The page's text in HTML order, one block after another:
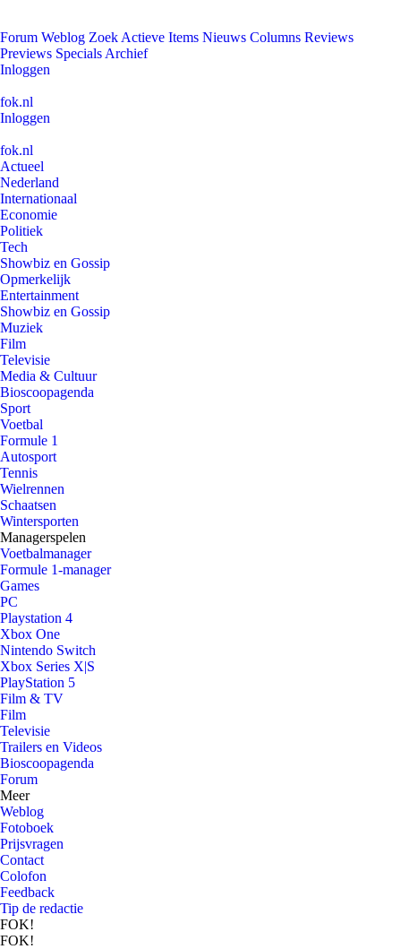
Forum Weblog Zoek Actieve Items Nieuws Columns Reviews
Previews Specials Archief
Inloggen
fok.nl
Inloggen
fok.nl
Actueel
Nederland
Internationaal
Economie
Politiek
Tech
Showbiz en Gossip
Opmerkelijk
Entertainment
Showbiz en Gossip
Muziek
Film
Televisie
Media & Cultuur
Bioscoopagenda
Sport
Voetbal
Formule 1
Autosport
Tennis
Wielrennen
Schaatsen
Wintersporten
Managerspelen
Voetbalmanager
Formule 1-manager
Games
PC
Playstation 4
Xbox One
Nintendo Switch
Xbox Series X|S
PlayStation 5
Film & TV
Film
Televisie
Trailers en Videos
Bioscoopagenda
Forum
Meer
Weblog
Fotoboek
Prijsvragen
Contact
Colofon
Feedback
Tip de redactie
FOK!
FOK!